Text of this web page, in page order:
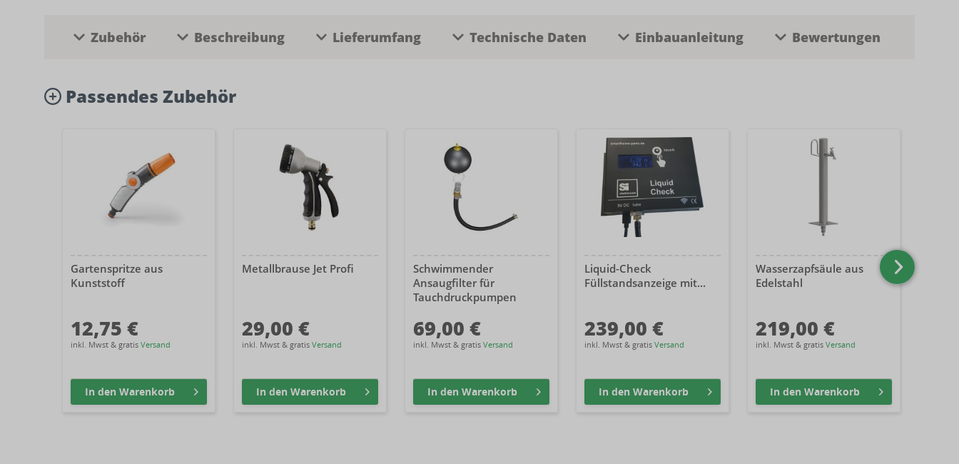
Zubehör Beschreibung Lieferumfang Technische Daten Einbauanleitung Bewertungen
Passendes Zubehör
Gartenspritze aus
Kunststoff
12,75 €
inkl. Mwst & gratis Versand
In den Warenkorb
Metallbrause Jet Profi
29,00 €
inkl. Mwst & gratis Versand
In den Warenkorb
Schwimmender
Ansaugfilter für
Tauchdruckpumpen
69,00 €
inkl. Mwst & gratis Versand
In den Warenkorb
Liquid-Check
Füllstandsanzeige mit...
239,00 €
inkl. Mwst & gratis Versand
In den Warenkorb
Wasserzapfsäule aus
Edelstahl
219,00 €
inkl. Mwst & gratis Versand
In den Warenkorb